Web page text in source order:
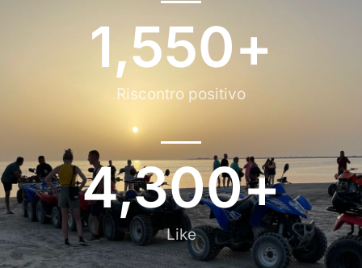
Riscontro positivo
1,550+
Like
4,300+